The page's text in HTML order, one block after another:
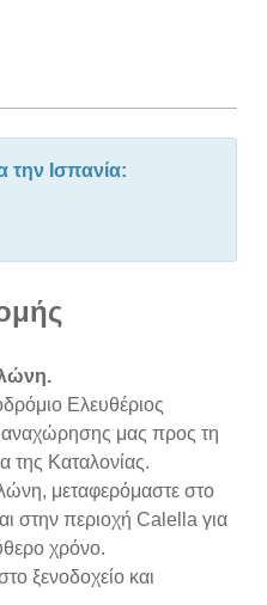
την Ισπανία:
Ελευθέριος
αναχώρησης μας προς τη
της Καταλονίας.
μεταφερόμαστε στο
στην περιοχή Calella για
χρόνο.
ξενοδοχείο και